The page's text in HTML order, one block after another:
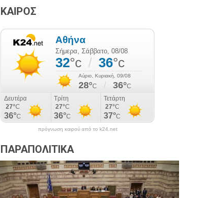
ΚΑΙΡΟΣ
πρόγνωση καιρού από το k24.net
ΠΑΡΑΠΟΛΙΤΙΚΑ